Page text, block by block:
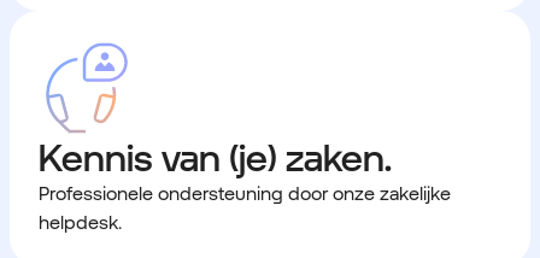
Kennis van (je) zaken.
Professionele ondersteuning door onze zakelijke
helpdesk.